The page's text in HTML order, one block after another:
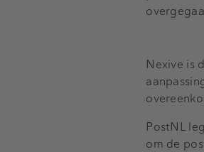
Nexive is
PostNL
om de